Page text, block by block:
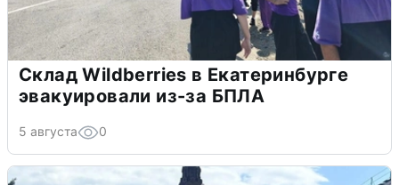
Склад Wildberries в Екатеринбурге
эвакуировали из-за БПЛА
5 августа 0